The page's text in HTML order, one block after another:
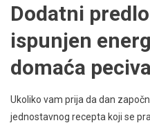
Dodatni
ispunjen
domaća peciva
Ukoliko vam prija da dan
jednostavnog recepta koji se